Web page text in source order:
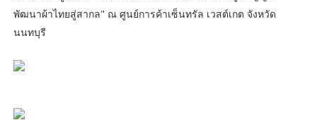
พัฒนาผ้าไทยสู่สากล" ณ ศูนย์การค้าเซ็นทรัล เวสต์เกต จังหวัด
นนทบุรี